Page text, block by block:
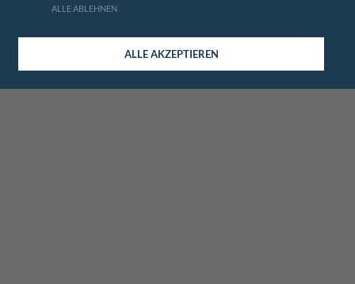
ALLE ABLEHNEN
ALLE AKZEPTIEREN